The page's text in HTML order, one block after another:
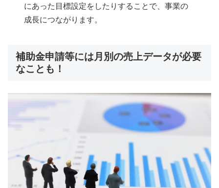
にあった目標設定をしたりすることで、事業の
成長につながります。
補助金申請等には月別の売上データが必要
なことも！